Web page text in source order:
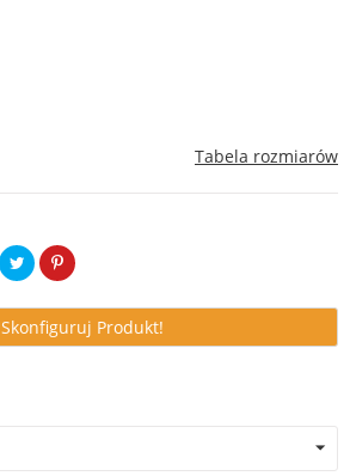
Tabela rozmiarów
Skonfiguruj Produkt!